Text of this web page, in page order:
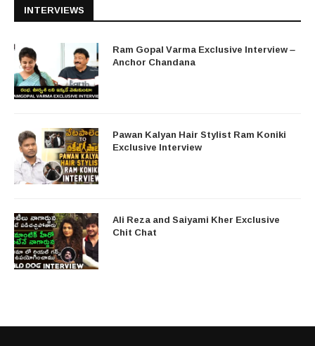
INTERVIEWS
Ram Gopal Varma Exclusive Interview –
Anchor Chandana
Pawan Kalyan Hair Stylist Ram Koniki
Exclusive Interview
Ali Reza and Saiyami Kher Exclusive
Chit Chat